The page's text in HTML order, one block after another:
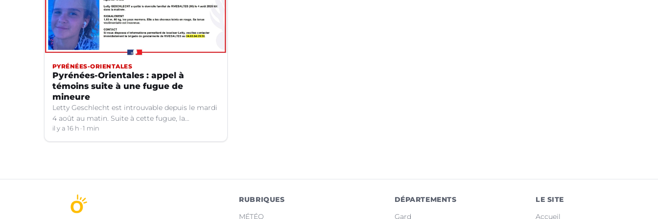
PYRÉNÉES-ORIENTALES
Pyrénées-Orientales : appel à
témoins suite à une fugue de
mineure
Letty Geschlecht est introuvable depuis le mardi
4 août au matin. Suite à cette fugue, la
gendarmerie des Pyrénées-Orientales lance un
appel à témoins.
il y a 16 h 1 min
RUBRIQUES
MÉTÉO
DÉPARTEMENTS
Gard
LE SITE
Accueil